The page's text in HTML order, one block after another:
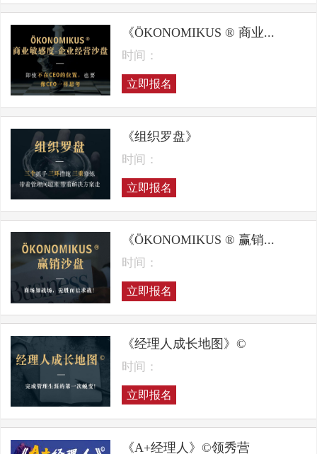
《ÖKONOMIKUS ® 商业...
时间：
立即报名
《组织罗盘》
时间：
立即报名
《ÖKONOMIKUS ® 赢销...
时间：
立即报名
《经理人成长地图》©
时间：
立即报名
《A+经理人》©领秀营